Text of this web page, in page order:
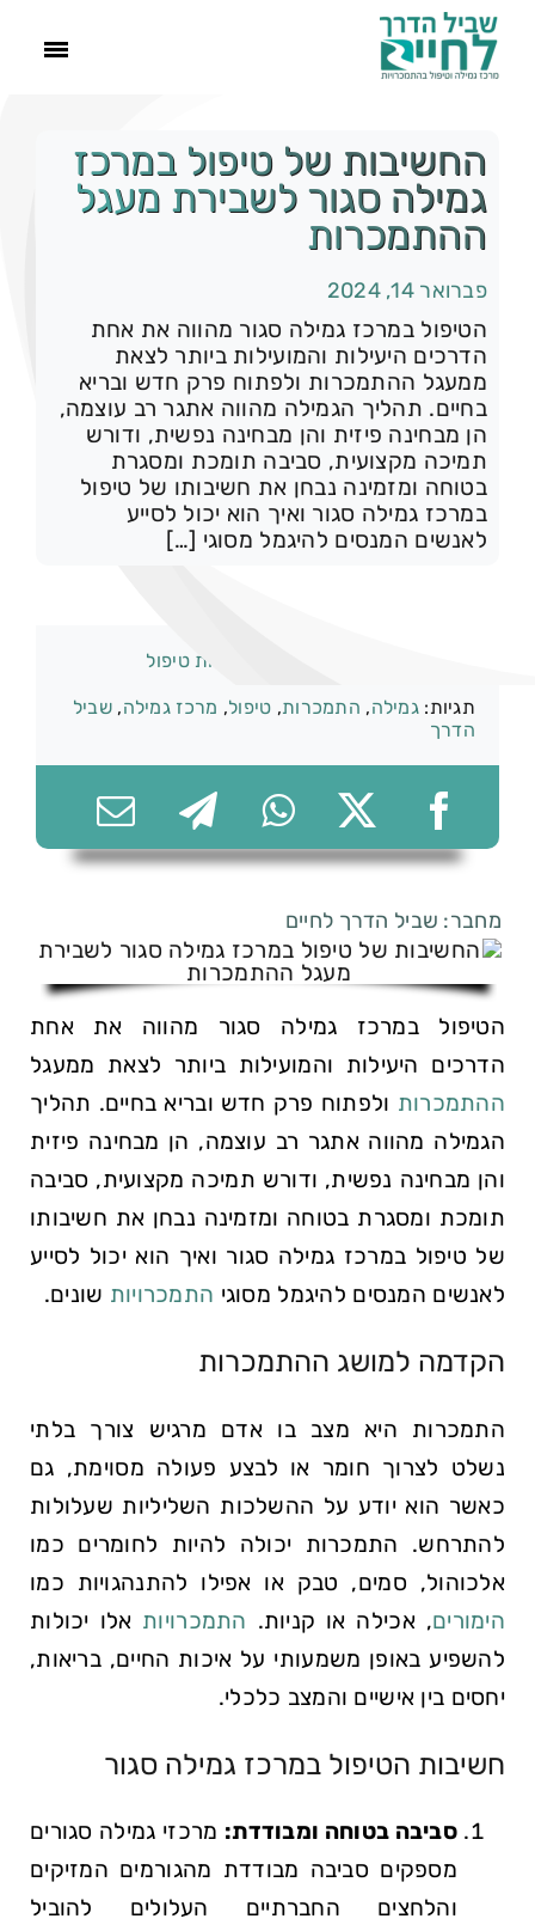
הסיפור שלנו
התמכרויות
תהליך הגמילה
עוד
צור קשר
החשיבות של טיפול במרכז
גמילה סגור לשבירת מעגל
ההתמכרות
פברואר 14, 2024
הטיפול במרכז גמילה סגור מהווה את אחת
הדרכים היעילות והמועילות ביותר לצאת
ממעגל ההתמכרות ולפתוח פרק חדש ובריא
בחיים. תהליך הגמילה מהווה אתגר רב עוצמה,
הן מבחינה פיזית והן מבחינה נפשית, ודורש
תמיכה מקצועית, סביבה תומכת ומסגרת
בטוחה ומזמינה נבחן את חשיבותו של טיפול
במרכז גמילה סגור ואיך הוא יכול לסייע
לאנשים המנסים להיגמל מסוגי […]
שיטות טיפול
תגיות: גמילה, התמכרות, טיפול, מרכז גמילה,שביל
הדרך
מחבר: שביל הדרך לחיים
הטיפול במרכז גמילה סגור מהווה את אחת
הדרכים היעילות והמועילות ביותר לצאת ממעגל
ההתמכרות ולפתוח פרק חדש ובריא בחיים. תהליך
הגמילה מהווה אתגר רב עוצמה, הן מבחינה פיזית
והן מבחינה נפשית, ודורש תמיכה מקצועית, סביבה
תומכת ומסגרת בטוחה ומזמינה נבחן את חשיבותו
של טיפול במרכז גמילה סגור ואיך הוא יכול לסייע
לאנשים המנסים להיגמל מסוגי התמכרויות שונים.
הקדמה למושג ההתמכרות
התמכרות היא מצב בו אדם מרגיש צורך בלתי
נשלט לצרוך חומר או לבצע פעולה מסוימת, גם
כאשר הוא יודע על ההשלכות השליליות שעלולות
להתרחש. התמכרות יכולה להיות לחומרים כמו
אלכוהול, סמים, טבק או אפילו להתנהגויות כמו
הימורים, אכילה או קניות. התמכרויות אלו יכולות
להשפיע באופן משמעותי על איכות החיים, בריאות,
יחסים בין אישיים והמצב כלכלי.
חשיבות הטיפול במרכז גמילה סגור
סביבה בטוחה ומבודדת: מרכזי גמילה סגורים
מספקים סביבה מבודדת מהגורמים המזיקים
והלחצים החברתיים העלולים להוביל